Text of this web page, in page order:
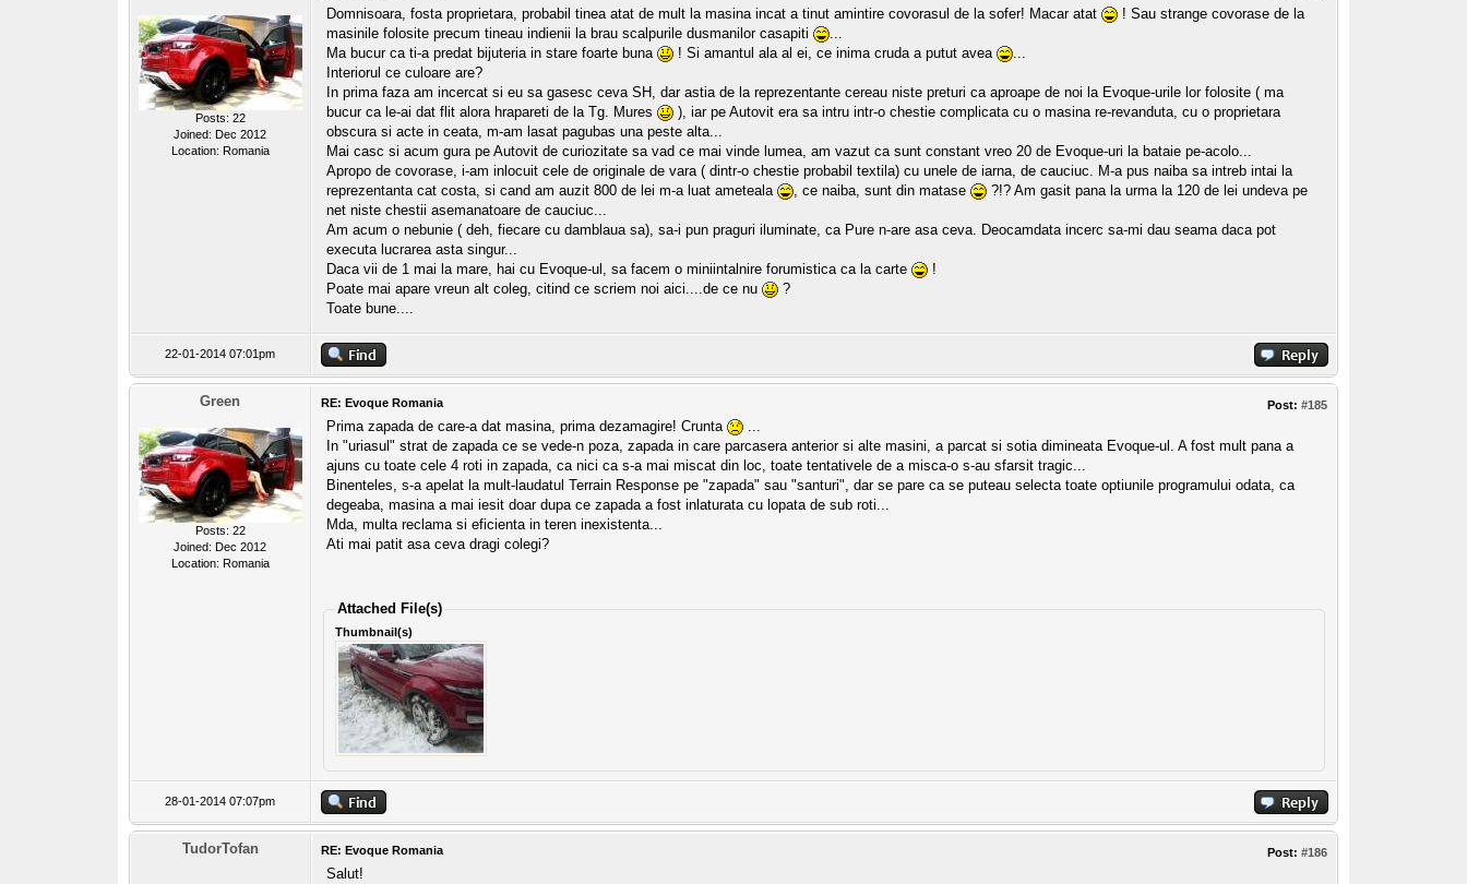
Posts: 22
Joined: Dec 2012
Location: Romania
Domnisoara, fosta proprietara, probabil tinea atat de mult la masina incat a tinut amintire covorasul de la sofer! Macar atat
! Sau strange covorase de la
masinile folosite precum tineau indienii la brau scalpurile dusmanilor casapiti
...
Ma bucur ca ti-a predat bijuteria in stare foarte buna
! Si amantul ala al ei, ce inima cruda a putut avea
...
Interiorul ce culoare are?
In prima faza am incercat si eu sa gasesc ceva SH, dar astia de la reprezentante cereau niste preturi ca aproape de noi la Evoque-urile lor folosite ( ma
bucur ca le-ai dat flit alora hrapareti de la Tg. Mures
), iar pe Autovit era sa intru intr-o chestie complicata cu o masina re-revanduta, cu o proprietara
obscura si acte in ceata, m-am lasat pagubas una peste alta...
Mai casc si acum gura pe Autovit de curiozitate sa vad ce mai vinde lumea, am vazut ca sunt constant vreo 20 de Evoque-uri la bataie pe-acolo...
Apropo de covorase, i-am inlocuit cele de originale de vara ( dintr-o chestie probabil textila) cu unele de iarna, de cauciuc. M-a pus naiba sa intreb intai la
reprezentanta cat costa, si cand am auzit 800 de lei m-a luat ameteala
, ce naiba, sunt din matase
?!? Am gasit pana la urma la 120 de lei undeva pe
net niste chestii asemanatoare de cauciuc...
Am acum o nebunie ( deh, fiecare cu damblaua sa), sa-i pun praguri iluminate, ca Pure n-are asa ceva. Deocamdata incerc sa-mi dau seama daca pot
executa lucrarea asta singur...
Daca vii de 1 mai la mare, hai cu Evoque-ul, sa facem o miniintalnire forumistica ca la carte
!
Poate mai apare vreun alt coleg, citind ce scriem noi aici....de ce nu
?
Toate bune....
22-01-2014 07:01pm
Green
Posts: 22
Joined: Dec 2012
Location: Romania
Post: #185
RE: Evoque Romania
Prima zapada de care-a dat masina, prima dezamagire! Crunta
...
In "uriasul" strat de zapada ce se vede-n poza, zapada in care parcasera anterior si alte masini, a parcat si sotia dimineata Evoque-ul. A fost mult pana a
ajuns cu toate cele 4 roti in zapada, ca nici ca s-a mai miscat din loc, toate tentativele de a misca-o s-au sfarsit tragic...
Binenteles, s-a apelat la mult-laudatul Terrain Response pe "zapada" sau "santuri", dar se pare ca se puteau selecta toate optiunile programului odata, ca
degeaba, masina a mai iesit doar dupa ce zapada a fost inlaturata cu lopata de sub roti...
Mda, multa reclama si eficienta in teren inexistenta...
Ati mai patit asa ceva dragi colegi?
Attached File(s)
Thumbnail(s)
28-01-2014 07:07pm
TudorTofan Post: #186
RE: Evoque Romania
Salut!